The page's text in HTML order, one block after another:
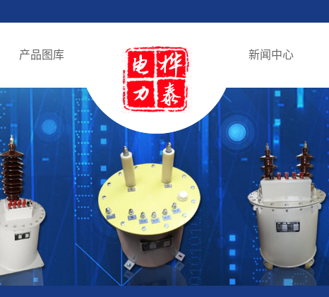
产品图库 新闻中心